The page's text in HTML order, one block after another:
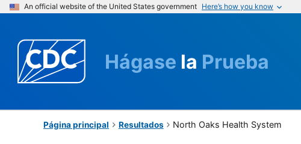
An official website of the United States government Here’s how you know
Hágase la Prueba
Página principal Resultados North Oaks Health System